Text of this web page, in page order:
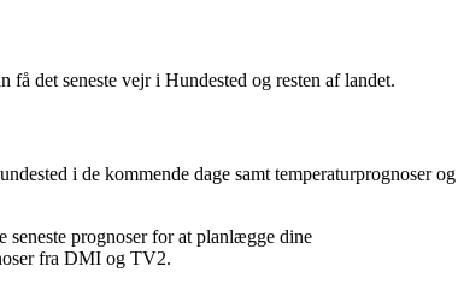
det seneste vejr i Hundested og resten af landet.
i de kommende dage samt temperaturprognoser og
prognoser for at planlægge dine
fra DMI og TV2.